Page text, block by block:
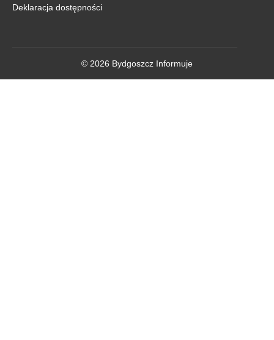
Deklaracja dostępności
© 2026 Bydgoszcz Informuje